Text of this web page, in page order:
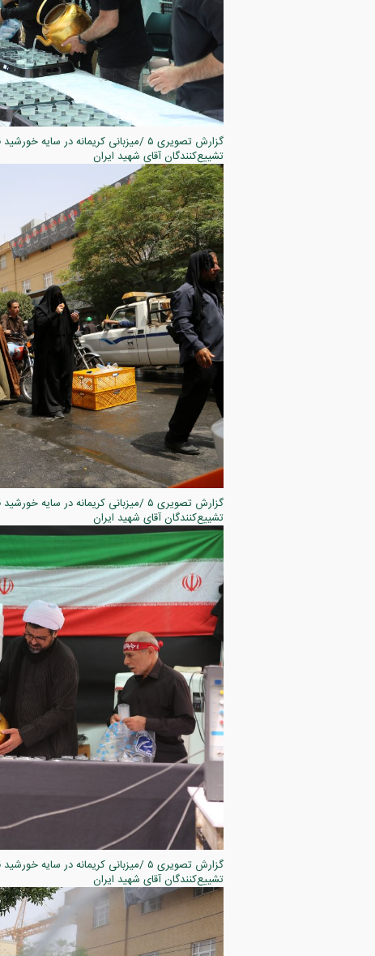
تشییع‌کنندگان آقای شهید ایران
تشییع‌کنندگان آقای شهید ایران
تشییع‌کنندگان آقای شهید ایران